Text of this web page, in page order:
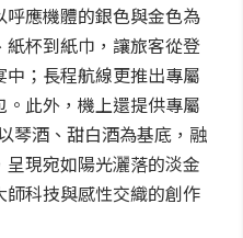
應機體的銀色與金色為
杯到紙巾，讓旅客從登
；長程航線更推出專屬
此外，機上還提供專屬
琴酒、甜白酒為基底，融
現宛如陽光灑落的淡金
科技與感性交織的創作